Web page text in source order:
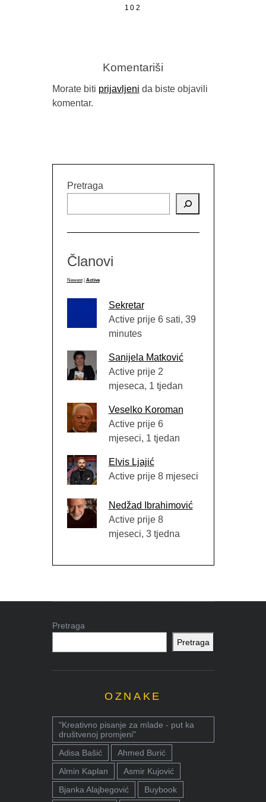
102
Komentariši
Morate biti prijavljeni da biste objavili
komentar.
Pretraga
Članovi
Newest | Active
Sekretar
Active prije 6 sati, 39
minutes
Sanijela Matković
Active prije 2
mjeseca, 1 tjedan
Veselko Koroman
Active prije 6
mjeseci, 1 tjedan
Elvis Ljajić
Active prije 8 mjeseci
Nedžad Ibrahimović
Active prije 8
mjeseci, 3 tjedna
Pretraga
Pretraga
OZNAKE
"Kreativno pisanje za mlade - put ka
društvenoj promjeni"
Adisa Bašić
Ahmed Burić
Almin Kaplan
Asmir Kujović
Bjanka Alajbegović
Buybook